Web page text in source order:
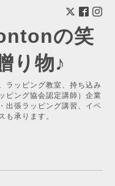
の笑
り物♪
ラッピング教室、持ち込み
ピング協会認定講師）企業
出張ラッピング講習、イベ
も承ります。